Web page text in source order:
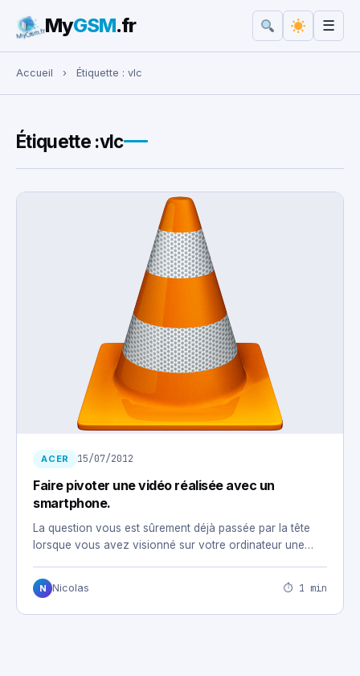
Rechercher :
MyGSM.fr ☰
Accueil › Étiquette : vlc
Étiquette :vlc
ACER 15/07/2012
Faire pivoter une vidéo réalisée avec un
smartphone.
La question vous est sûrement déjà passée par la tête
lorsque vous avez visionné sur votre ordinateur une…
N Nicolas ⏱ 1 min